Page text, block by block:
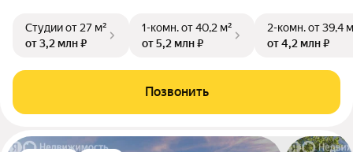
Студииот 27 м²
от 3,2 млн ₽
1-комн.от 40,2 м²
от 5,2 млн ₽
2-комн.от 39,4
от 4,2 млн ₽
Позвонить